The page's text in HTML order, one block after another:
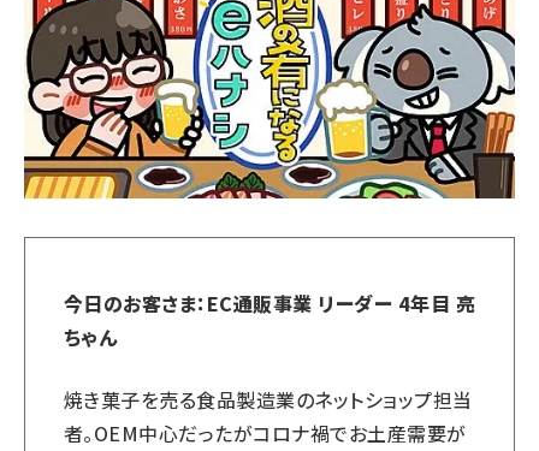
今日のお客さま：EC通販事業 リーダー 4年目 亮
ちゃん
焼き菓子を売る食品製造業のネットショップ担当
者。OEM中心だったがコロナ禍でお土産需要が